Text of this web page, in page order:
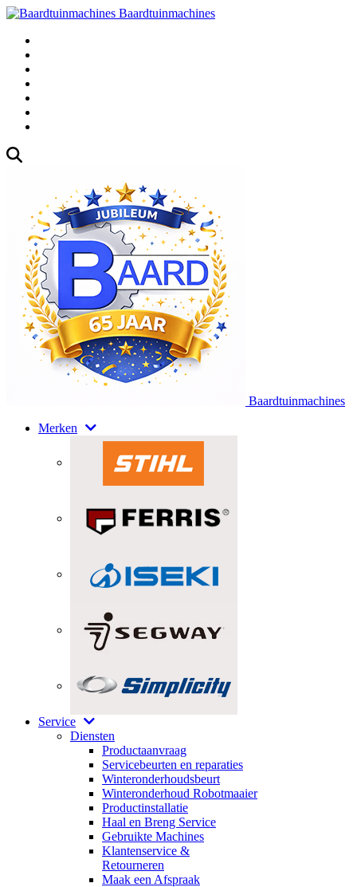
Baardtuinmachines
Baardtuinmachines
Merken
Service
Diensten
Productaanvraag
Servicebeurten en reparaties
Winteronderhoudsbeurt
Winteronderhoud Robotmaaier
Productinstallatie
Haal en Breng Service
Gebruikte Machines
Klantenservice &
Retourneren
Maak een Afspraak